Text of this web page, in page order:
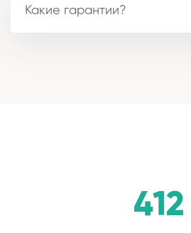
Какие гарантии?
412